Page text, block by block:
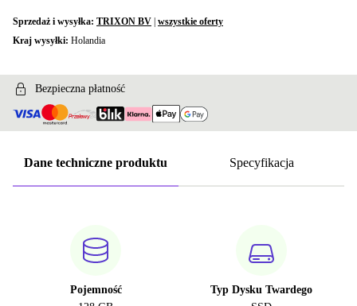
Sprzedaż i wysyłka: TRIXON BV wszystkie oferty
Kraj wysyłki: Holandia
Bezpieczna płatność
Dane techniczne produktu Specyfikacja
Pojemność
Typ Dysku Twardego